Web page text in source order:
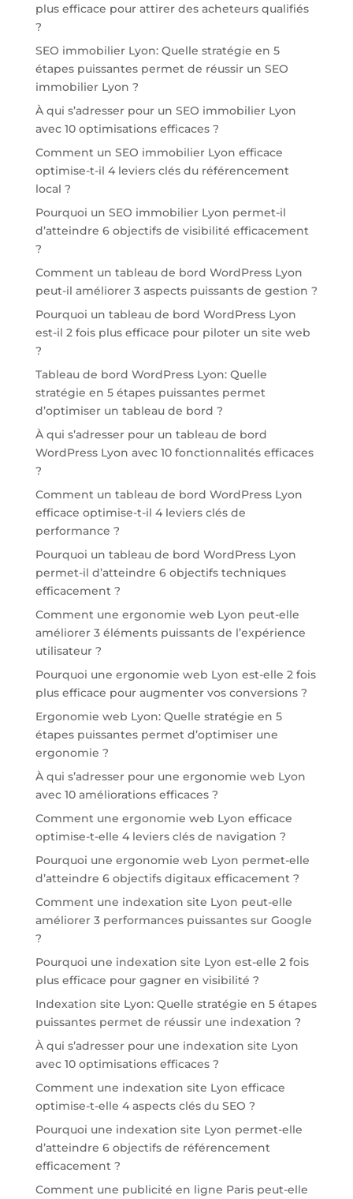
plus efficace pour attirer des acheteurs qualifiés
?
SEO immobilier Lyon: Quelle stratégie en 5
étapes puissantes permet de réussir un SEO
immobilier Lyon ?
À qui s’adresser pour un SEO immobilier Lyon
avec 10 optimisations efficaces ?
Comment un SEO immobilier Lyon efficace
optimise-t-il 4 leviers clés du référencement
local ?
Pourquoi un SEO immobilier Lyon permet-il
d’atteindre 6 objectifs de visibilité efficacement
?
Comment un tableau de bord WordPress Lyon
peut-il améliorer 3 aspects puissants de gestion ?
Pourquoi un tableau de bord WordPress Lyon
est-il 2 fois plus efficace pour piloter un site web
?
Tableau de bord WordPress Lyon: Quelle
stratégie en 5 étapes puissantes permet
d’optimiser un tableau de bord ?
À qui s’adresser pour un tableau de bord
WordPress Lyon avec 10 fonctionnalités efficaces
?
Comment un tableau de bord WordPress Lyon
efficace optimise-t-il 4 leviers clés de
performance ?
Pourquoi un tableau de bord WordPress Lyon
permet-il d’atteindre 6 objectifs techniques
efficacement ?
Comment une ergonomie web Lyon peut-elle
améliorer 3 éléments puissants de l’expérience
utilisateur ?
Pourquoi une ergonomie web Lyon est-elle 2 fois
plus efficace pour augmenter vos conversions ?
Ergonomie web Lyon: Quelle stratégie en 5
étapes puissantes permet d’optimiser une
ergonomie ?
À qui s’adresser pour une ergonomie web Lyon
avec 10 améliorations efficaces ?
Comment une ergonomie web Lyon efficace
optimise-t-elle 4 leviers clés de navigation ?
Pourquoi une ergonomie web Lyon permet-elle
d’atteindre 6 objectifs digitaux efficacement ?
Comment une indexation site Lyon peut-elle
améliorer 3 performances puissantes sur Google
?
Pourquoi une indexation site Lyon est-elle 2 fois
plus efficace pour gagner en visibilité ?
Indexation site Lyon: Quelle stratégie en 5 étapes
puissantes permet de réussir une indexation ?
À qui s’adresser pour une indexation site Lyon
avec 10 optimisations efficaces ?
Comment une indexation site Lyon efficace
optimise-t-elle 4 aspects clés du SEO ?
Pourquoi une indexation site Lyon permet-elle
d’atteindre 6 objectifs de référencement
efficacement ?
Comment une publicité en ligne Paris peut-elle